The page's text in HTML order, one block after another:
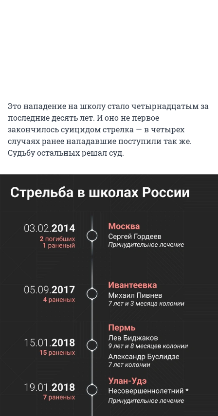
Это нападение на школу стало четырнадцатым за
последние десять лет. И оно не первое
закончилось суицидом стрелка — в четырех
случаях ранее нападавшие поступили так же.
Судьбу остальных решал суд.